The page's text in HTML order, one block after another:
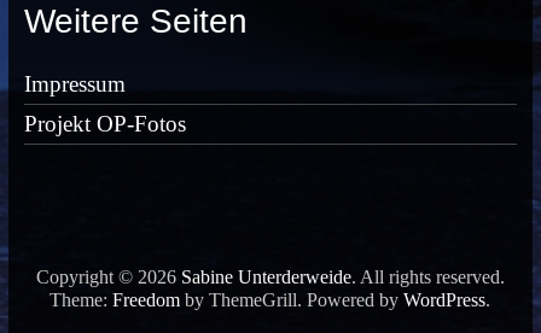
Weitere Seiten
Impressum
Projekt OP-Fotos
Copyright © 2026 Sabine Unterderweide. All rights reserved.
Theme:Freedom by ThemeGrill. Powered byWordPress.